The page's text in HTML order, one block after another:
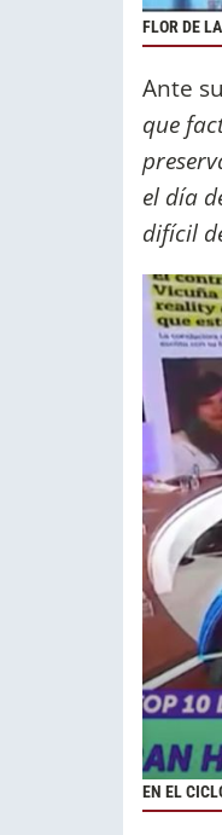
FLOR DE
Ante
que
el día
difícil
EN EL